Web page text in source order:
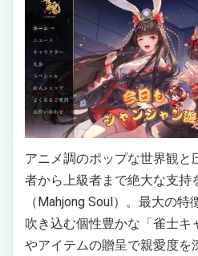
アニメ調のポップな世界観と
者から上級者まで絶大な支持
（Mahjong Soul）。最大の
吹き込む個性豊かな「雀士キ
やアイテムの贈呈で親愛度を